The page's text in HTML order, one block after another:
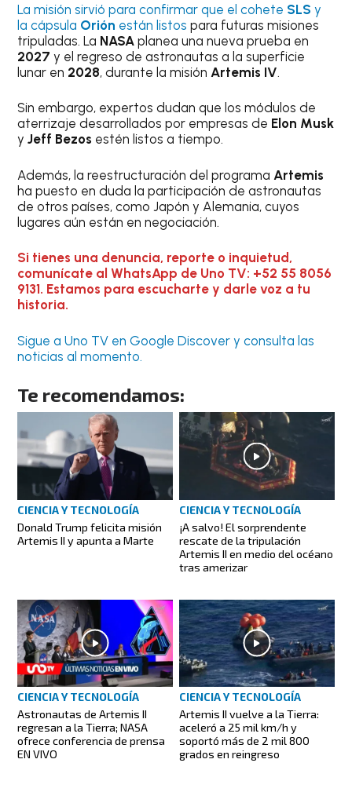
La misión sirvió para confirmar que el cohete SLS y
la cápsula Orión están listos para futuras misiones
tripuladas. La NASA planea una nueva prueba en
2027 y el regreso de astronautas a la superficie
lunar en 2028, durante la misión Artemis IV.
Sin embargo, expertos dudan que los módulos de
aterrizaje desarrollados por empresas de Elon Musk
yJeff Bezos estén listos a tiempo.
Además, la reestructuración del programa Artemis
ha puesto en duda la participación de astronautas
de otros países, como Japón y Alemania, cuyos
lugares aún están en negociación.
Si tienes una denuncia, reporte o inquietud,
comunícate al WhatsApp de Uno TV: +52 55 8056
9131. Estamos para escucharte y darle voz a tu
historia.
Sigue a Uno TV en Google Discover y consulta las
noticias al momento.
Te recomendamos:
CIENCIA Y TECNOLOGÍA
Donald Trump felicita misión
Artemis II y apunta a Marte
CIENCIA Y TECNOLOGÍA
¡A salvo! El sorprendente
rescate de la tripulación
Artemis II en medio del océano
tras amerizar
CIENCIA Y TECNOLOGÍA
Astronautas de Artemis II
regresan a la Tierra; NASA
ofrece conferencia de prensa
EN VIVO
CIENCIA Y TECNOLOGÍA
Artemis II vuelve a la Tierra:
aceleró a 25 mil km/h y
soportó más de 2 mil 800
grados en reingreso